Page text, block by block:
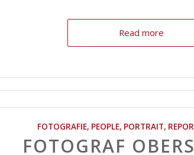
Read more
FOTOGRAFIE, PEOPLE, PORTRAIT,
FOTOGRAF